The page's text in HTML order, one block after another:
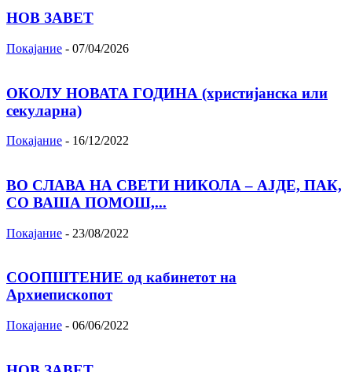
НОВ ЗАВЕТ
Покајание - 07/04/2026
ОКОЛУ НОВАТА ГОДИНА (христијанска или
секуларна)
Покајание - 16/12/2022
ВО СЛАВА НА СВЕТИ НИКОЛА – АЈДЕ, ПАК,
СО ВАША ПОМОШ,...
Покајание - 23/08/2022
СООПШТЕНИЕ од кабинетот на
Архиепископот
Покајание - 06/06/2022